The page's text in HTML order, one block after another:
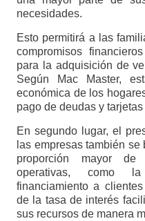
necesidades.
Esto permitirá a las
compromisos
para la adquisición de
Según Mac Master,
económica de los
pago de deudas y
En segundo lugar, el
las empresas también
proporción mayor de
operativas, como
financiamiento a
de la tasa de interés
sus recursos de manera